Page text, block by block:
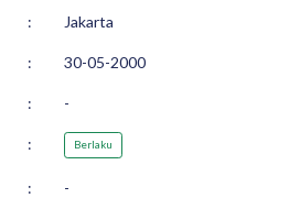
: Jakarta
: 30-05-2000
: -
: Berlaku
: -